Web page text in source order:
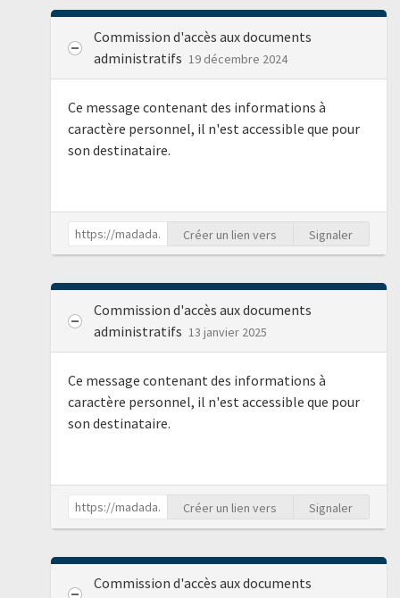
Commission d'accès aux documents
administratifs 19 décembre 2024
Ce message contenant des informations à
caractère personnel, il n'est accessible que pour
son destinataire.
Créer un lien vers Signaler
Commission d'accès aux documents
administratifs 13 janvier 2025
Ce message contenant des informations à
caractère personnel, il n'est accessible que pour
son destinataire.
Créer un lien vers Signaler
Commission d'accès aux documents